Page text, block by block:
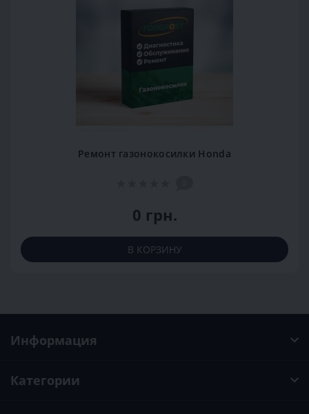
Ремонт газонокосилки Honda
0 грн.
В КОРЗИНУ
Информация
Категории